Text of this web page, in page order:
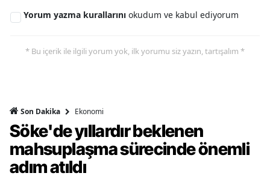
Yorum yazma kurallarını okudum ve kabul ediyorum
* Bu içerik ile ilgili yorum yok, ilk yorumu siz yazın, tartışalım *
Son Dakika Ekonomi
Söke'de yıllardır beklenen
mahsuplaşma sürecinde önemli
adım atıldı